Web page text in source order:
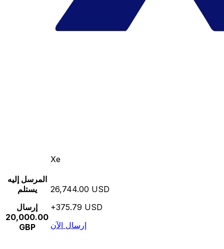
Xe
المرسل إليه
يستلم
إرسال
20,000.00
GBP
26,744.00 USD
+375.79 USD
إرسال الآن